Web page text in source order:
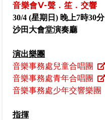
音樂會V-聲．笙．交響
30/4 (星期日) 晚上7時30分
沙田大會堂演奏廳
演出樂團
音樂事務處兒童合唱團
音樂事務處青年合唱團
音樂事務處少年交響樂團
指揮